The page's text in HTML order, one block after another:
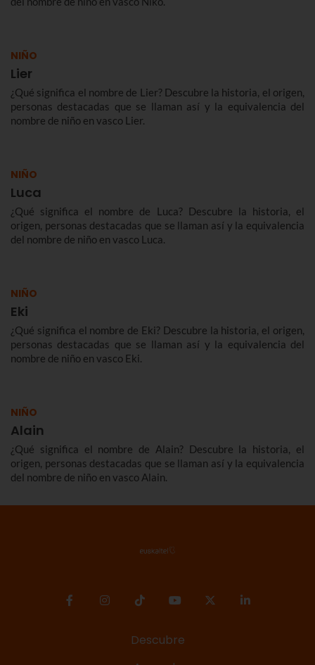
NIÑO
Lier
¿Qué significa el nombre de Lier? Descubre la historia, el origen,
personas destacadas que se llaman así y la equivalencia del
nombre de niño en vasco Lier.
NIÑO
Luca
¿Qué significa el nombre de Luca? Descubre la historia, el
origen, personas destacadas que se llaman así y la equivalencia
del nombre de niño en vasco Luca.
NIÑO
Eki
¿Qué significa el nombre de Eki? Descubre la historia, el origen,
personas destacadas que se llaman así y la equivalencia del
nombre de niño en vasco Eki.
NIÑO
Alain
¿Qué significa el nombre de Alain? Descubre la historia, el
origen, personas destacadas que se llaman así y la equivalencia
del nombre de niño en vasco Alain.
Descubre